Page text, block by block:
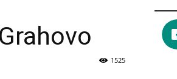
1525